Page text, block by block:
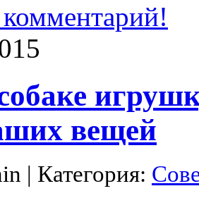
вещей
| Категория: